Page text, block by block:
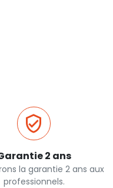
2 ans
la garantie 2 ans aux
professionnels.